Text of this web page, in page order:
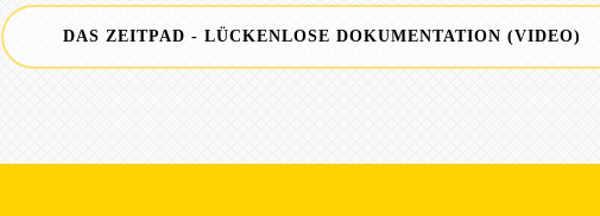
DAS ZEITPAD - LÜCKENLOSE DOKUMENTATION (VIDEO)